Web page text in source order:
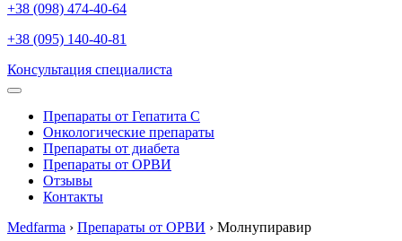
+38 (098) 474-40-64
+38 (095) 140-40-81
Консультация специалиста
Препараты от Гепатита С
Онкологические препараты
Препараты от диабета
Препараты от ОРВИ
Отзывы
Контакты
Medfarma › Препараты от ОРВИ › Молнупиравир